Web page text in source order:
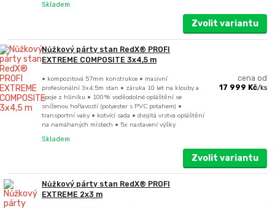
Skladem
Zvolit variantu
Nůžkový párty stan RedX® PROFI
EXTREME COMPOSITE 3x4,5 m
• kompozitová 57mm konstrukce • masivní
profesionální 3x4,5m stan • záruka 10 let na klouby a
spoje z hliníku • 100% voděodolné opláštění se
sníženou hořlavostí (polyester s PVC potahem) •
transportní vaky • kotvící sada • dvojitá vrstva opláštění
na namáhaných místech • 5x nastavení výšky
cena od
17 999 Kč/ks
Skladem
Zvolit variantu
Nůžkový párty stan RedX® PROFI
EXTREME 2x3 m